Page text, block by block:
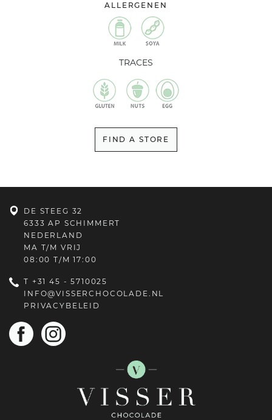
ALLERGENEN
TRACES
FIND A STORE
DE STEEG 32
6333 AP SCHIMMERT
NEDERLAND
MA T/M VRIJ
08:00 T/M 17:00
T +31 45 - 5710025
INFO@VISSERCHOCOLADE.NL
PRIVACYBELEID